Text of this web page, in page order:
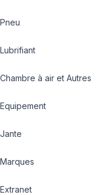
Pneu
Lubrifiant
Chambre à air et Autres
Equipement
Jante
Marques
Extranet